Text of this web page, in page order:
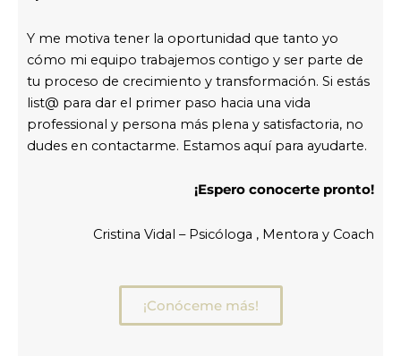
Y me motiva tener la oportunidad que tanto yo
cómo mi equipo trabajemos contigo y ser parte de
tu proceso de crecimiento y transformación. Si estás
list@ para dar el primer paso hacia una vida
professional y persona más plena y satisfactoria, no
dudes en contactarme. Estamos aquí para ayudarte.
¡Espero conocerte pronto!
Cristina Vidal – Psicóloga , Mentora y Coach
¡Conóceme más!